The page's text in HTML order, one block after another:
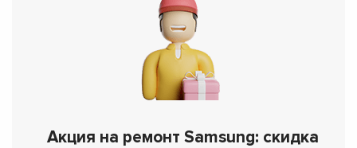
Акция на ремонт Samsung: скидка